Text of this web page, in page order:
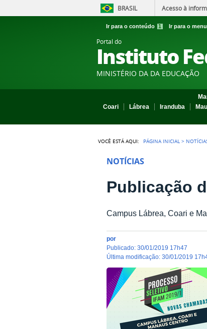
BRASIL Acesso à
Ir para o conteúdo 1 Ir para o menu
Portal do
Instituto
MINISTÉRIO DA DA EDUCAÇÃO
Coari
Lábrea Iranduba
VOCÊ ESTÁ AQUI: PÁGINA INICIAL >
NOTÍCIAS
Publicação
Campus Lábrea, Coari e
por
publicado: 30/01/2019 17h47
última modificação: 30/01/2019